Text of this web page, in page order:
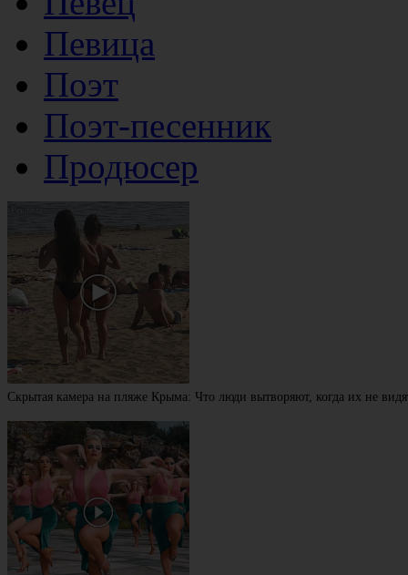
Певица
Поэт
Поэт-песенник
Продюсер
Скрытая камера на пляже Крыма: Что люди вытворяют, когда их не